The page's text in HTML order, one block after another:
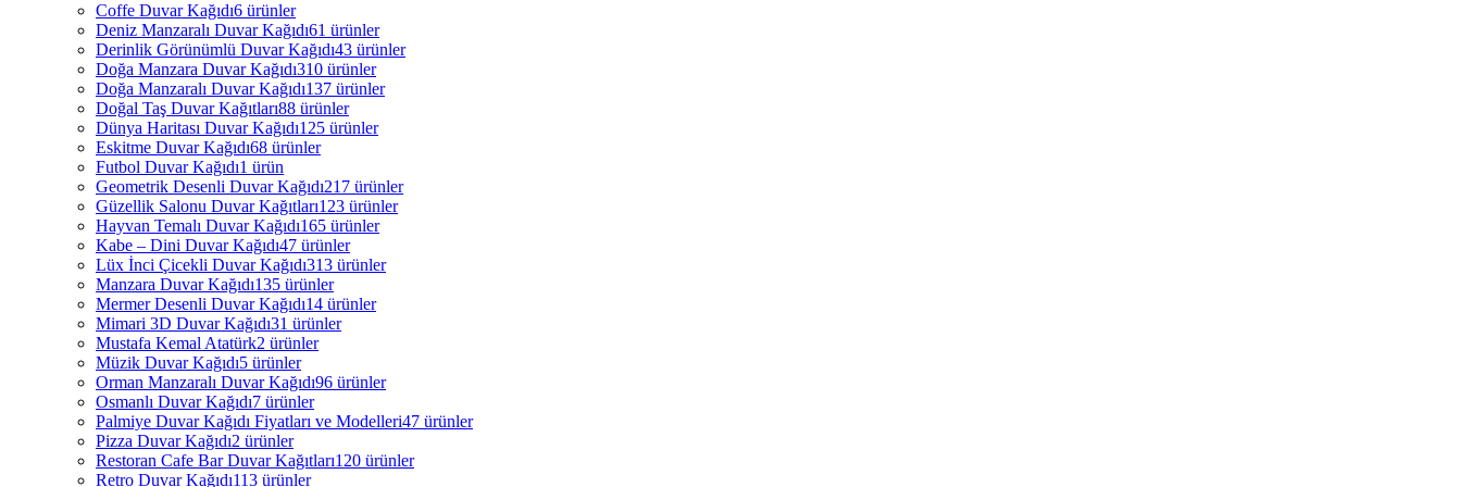
Coffe Duvar Kağıdı6 ürünler
Deniz Manzaralı Duvar Kağıdı61 ürünler
Derinlik Görünümlü Duvar Kağıdı43 ürünler
Doğa Manzara Duvar Kağıdı310 ürünler
Doğa Manzaralı Duvar Kağıdı137 ürünler
Doğal Taş Duvar Kağıtları88 ürünler
Dünya Haritası Duvar Kağıdı125 ürünler
Eskitme Duvar Kağıdı68 ürünler
Futbol Duvar Kağıdı1 ürün
Geometrik Desenli Duvar Kağıdı217 ürünler
Güzellik Salonu Duvar Kağıtları123 ürünler
Hayvan Temalı Duvar Kağıdı165 ürünler
Kabe – Dini Duvar Kağıdı47 ürünler
Lüx İnci Çicekli Duvar Kağıdı313 ürünler
Manzara Duvar Kağıdı135 ürünler
Mermer Desenli Duvar Kağıdı14 ürünler
Mimari 3D Duvar Kağıdı31 ürünler
Mustafa Kemal Atatürk2 ürünler
Müzik Duvar Kağıdı5 ürünler
Orman Manzaralı Duvar Kağıdı96 ürünler
Osmanlı Duvar Kağıdı7 ürünler
Palmiye Duvar Kağıdı Fiyatları ve Modelleri47 ürünler
Pizza Duvar Kağıdı2 ürünler
Restoran Cafe Bar Duvar Kağıtları120 ürünler
Retro Duvar Kağıdı113 ürünler